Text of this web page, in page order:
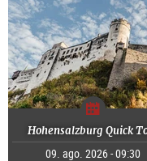
Hohensalzburg Quick
09. ago. 2026 - 09:30